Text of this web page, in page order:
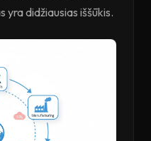
yra didžiausias iššūkis.